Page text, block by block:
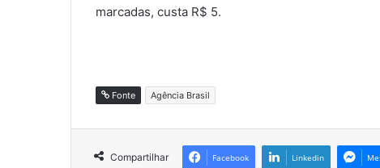
marcadas, custa R$ 5.
Fonte Agência Brasil
Compartilhar Facebook Linkedin